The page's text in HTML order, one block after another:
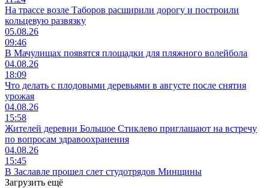
На трассе возле Таборов расширили дорогу и построили
кольцевую развязку
05.08.26
09:46
В Мачулищах появятся площадки для пляжного волейбола
04.08.26
18:09
Что делать с плодовыми деревьями в августе после снятия
урожая
04.08.26
15:58
Жителей деревни Большое Стиклево приглашают на встречу
по вопросам здравоохранения
04.08.26
15:45
В Заславле прошел слет студотрядов Минщины
Загрузить ещё